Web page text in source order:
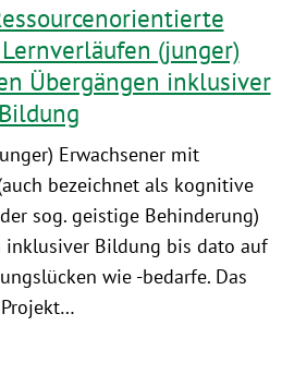
(junger)
Übergängen inklusiver
Bildung
Erwachsener mit
bezeichnet als kognitive
sog. geistige Behinderung)
inklusiver Bildung bis dato auf
wie -bedarfe. Das
Projekt…